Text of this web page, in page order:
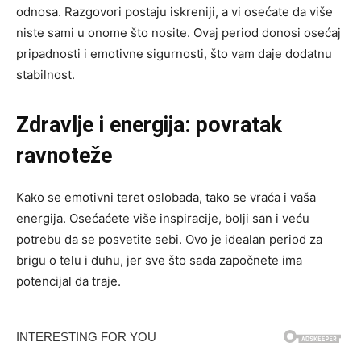
odnosa. Razgovori postaju iskreniji, a vi osećate da više
niste sami u onome što nosite. Ovaj period donosi osećaj
pripadnosti i emotivne sigurnosti, što vam daje dodatnu
stabilnost.
Zdravlje i energija: povratak
ravnoteže
Kako se emotivni teret oslobađa, tako se vraća i vaša
energija. Osećaćete više inspiracije, bolji san i veću
potrebu da se posvetite sebi. Ovo je idealan period za
brigu o telu i duhu, jer sve što sada započnete ima
potencijal da traje.